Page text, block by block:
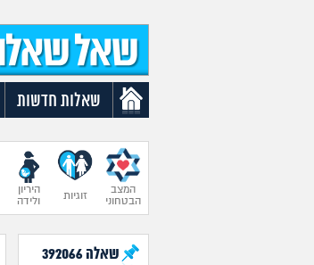
שאלות חדשות
המצב
הבטחוני
זוגיות
היריון
ולידה
שאלה392066